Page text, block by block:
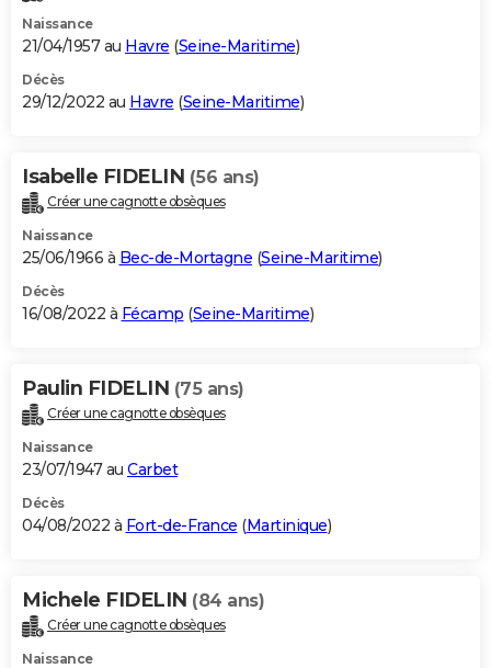
Naissance
21/04/1957 au Havre (Seine-Maritime)
Décès
29/12/2022 au Havre (Seine-Maritime)
Isabelle FIDELIN (56 ans)
Créer une cagnotte obsèques
Naissance
25/06/1966 à Bec-de-Mortagne (Seine-Maritime)
Décès
16/08/2022 à Fécamp (Seine-Maritime)
Paulin FIDELIN (75 ans)
Créer une cagnotte obsèques
Naissance
23/07/1947 au Carbet
Décès
04/08/2022 à Fort-de-France (Martinique)
Michele FIDELIN (84 ans)
Créer une cagnotte obsèques
Naissance